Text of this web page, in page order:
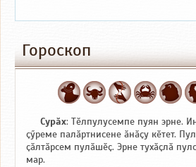
Гороскоп
Сурӑх: Тӗлпулусемпе пуян эрне.
ҫӳреме палӑртнисене ӑнӑҫу кӗтет.
ҫӑлтӑрсем пулӑшӗҫ. Эрне тухӑҫлӑ
мар.